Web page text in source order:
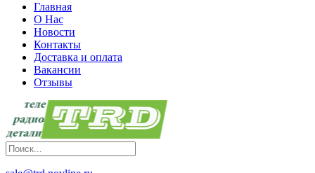
Главная
О Нас
Новости
Контакты
Доставка и оплата
Вакансии
Отзывы